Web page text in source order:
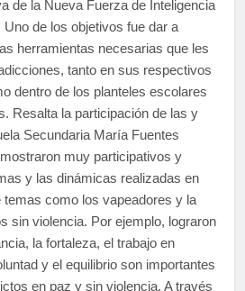
de la Nueva Fuerza de Inteligencia
de los objetivos fue dar a
herramientas necesarias que les
tanto en sus respectivos
dentro de los planteles escolares
Resalta la participación de las y
Secundaria María Fuentes
muy participativos y
y las dinámicas realizadas en
temas como los vapeadores y la
sin violencia. Por ejemplo, lograron
la fortaleza, el trabajo en
y el equilibrio son importantes
en paz y sin violencia. A través